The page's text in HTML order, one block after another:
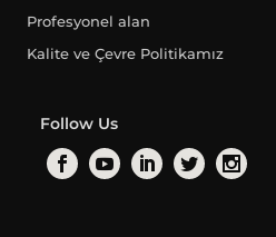
Profesyonel alan
Kalite ve Çevre Politikamız
Follow Us